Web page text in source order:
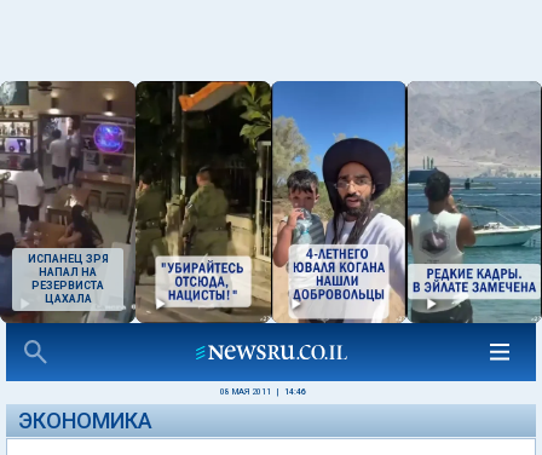
ИСПАНЕЦ ЗРЯ
НАПАЛ НА
РЕЗЕРВИСТА
ЦАХАЛА
08 МАЯ 2011 14:46
ЭКОНОМИКА